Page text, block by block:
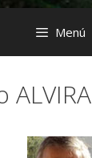
Menú